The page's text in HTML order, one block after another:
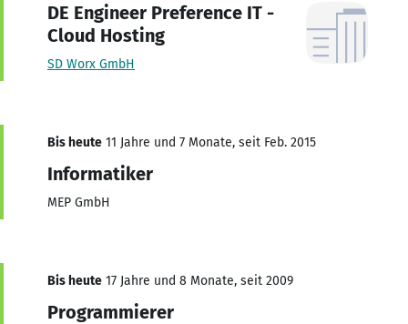
DE Engineer Preference IT -
Cloud Hosting
SD Worx GmbH
Bis heute 11 Jahre und 7 Monate, seit Feb. 2015
Informatiker
MEP GmbH
Bis heute 17 Jahre und 8 Monate, seit 2009
Programmierer